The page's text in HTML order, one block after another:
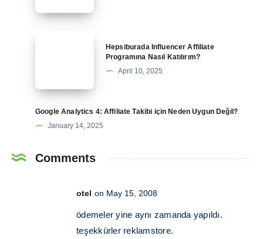
Kritik
Nasıl
Katılırım?
Hepsiburada Influencer Affiliate
Programına Nasıl Katılırım?
April 10, 2025
Google Analytics 4: Affiliate Takibi için Neden Uygun Değil?
January 14, 2025
Comments
otel on May 15, 2008
ödemeler yine aynı zamanda yapıldı.
teşekkürler reklamstore.